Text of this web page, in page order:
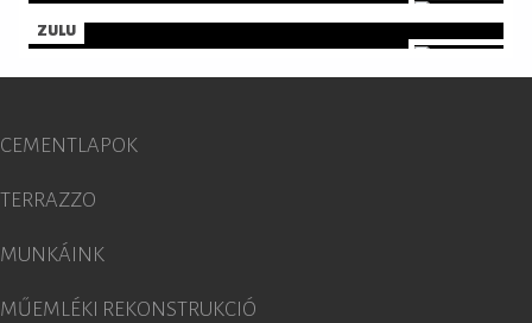
ZULU
CEMENTLAPOK
TERRAZZO
MUNKÁINK
MŰEMLÉKI REKONSTRUKCIÓ